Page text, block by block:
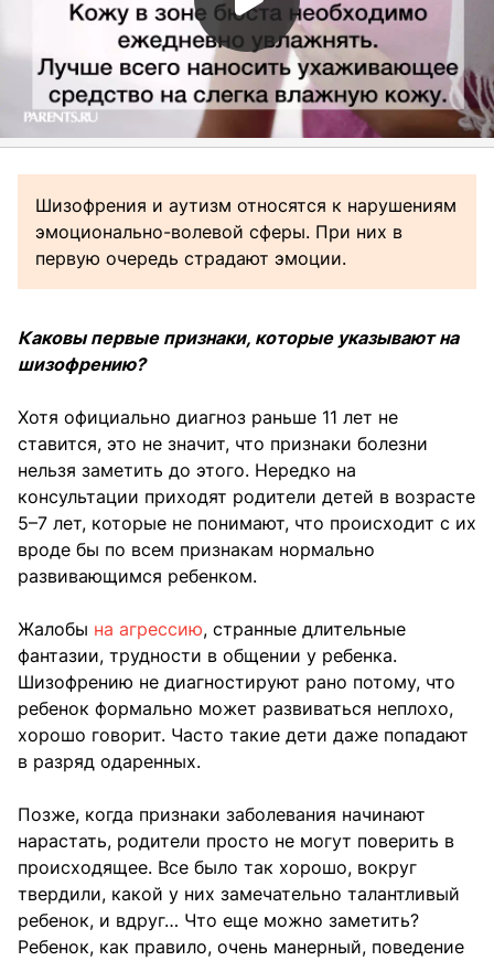
Шизофрения и аутизм относятся к нарушениям
эмоционально-волевой сферы. При них в
первую очередь страдают эмоции.
Каковы первые признаки, которые указывают на
шизофрению?
Хотя официально диагноз раньше 11 лет не
ставится, это не значит, что признаки болезни
нельзя заметить до этого. Нередко на
консультации приходят родители детей в возрасте
5–7 лет, которые не понимают, что происходит с их
вроде бы по всем признакам нормально
развивающимся ребенком.
Жалобы на агрессию, странные длительные
фантазии, трудности в общении у ребенка.
Шизофрению не диагностируют рано потому, что
ребенок формально может развиваться неплохо,
хорошо говорит. Часто такие дети даже попадают
в разряд одаренных.
Позже, когда признаки заболевания начинают
нарастать, родители просто не могут поверить в
происходящее. Все было так хорошо, вокруг
твердили, какой у них замечательно талантливый
ребенок, и вдруг… Что еще можно заметить?
Ребенок, как правило, очень манерный, поведение